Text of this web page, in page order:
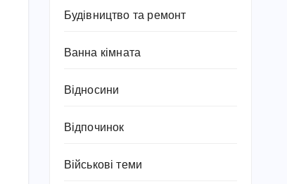
Будівництво та ремонт
Ванна кімната
Відносини
Відпочинок
Військові теми